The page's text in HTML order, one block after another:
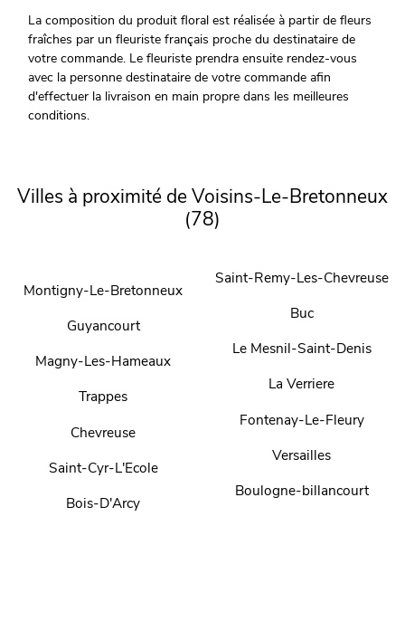
La composition du produit floral est réalisée à partir de fleurs
fraîches par un fleuriste français proche du destinataire de
votre commande. Le fleuriste prendra ensuite rendez-vous
avec la personne destinataire de votre commande afin
d'effectuer la livraison en main propre dans les meilleures
conditions.
Villes à proximité de Voisins-Le-Bretonneux
(78)
Montigny-Le-Bretonneux
Guyancourt
Magny-Les-Hameaux
Trappes
Chevreuse
Saint-Cyr-L'Ecole
Bois-D'Arcy
Saint-Remy-Les-Chevreuse
Buc
Le Mesnil-Saint-Denis
La Verriere
Fontenay-Le-Fleury
Versailles
Boulogne-billancourt